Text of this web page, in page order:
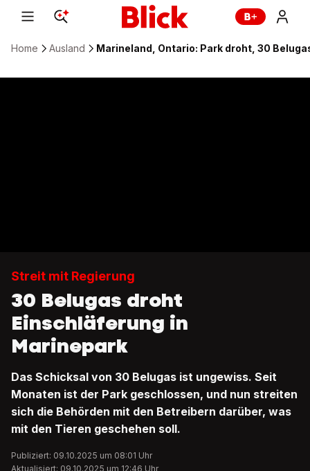
Home Ausland Marineland, Ontario: Park droht, 30
Streit mit Regierung
30 Belugas droht
Einschläferung in
Marinepark
Das Schicksal von 30 Belugas ist ungewiss. Seit
Monaten ist der Park geschlossen, und nun streiten
sich die Behörden mit den Betreibern darüber, was
mit den Tieren geschehen soll.
Publiziert: 09.10.2025 um 08:01 Uhr
Aktualisiert: 09.10.2025 um 12:46 Uhr